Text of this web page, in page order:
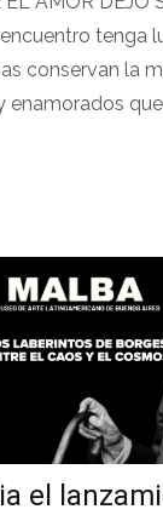
tenga
conservan la
enamorados
el